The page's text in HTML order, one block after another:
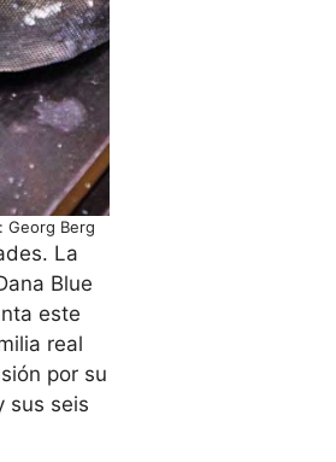
Georg Berg
La
Blue
este
real
por su
sus seis